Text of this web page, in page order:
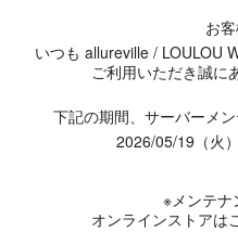
お
いつも allureville / LOULOU
ご利用いただき誠に
下記の期間、サーバーメ
2026/05/19（火
※メンテナ
オンラインストアは